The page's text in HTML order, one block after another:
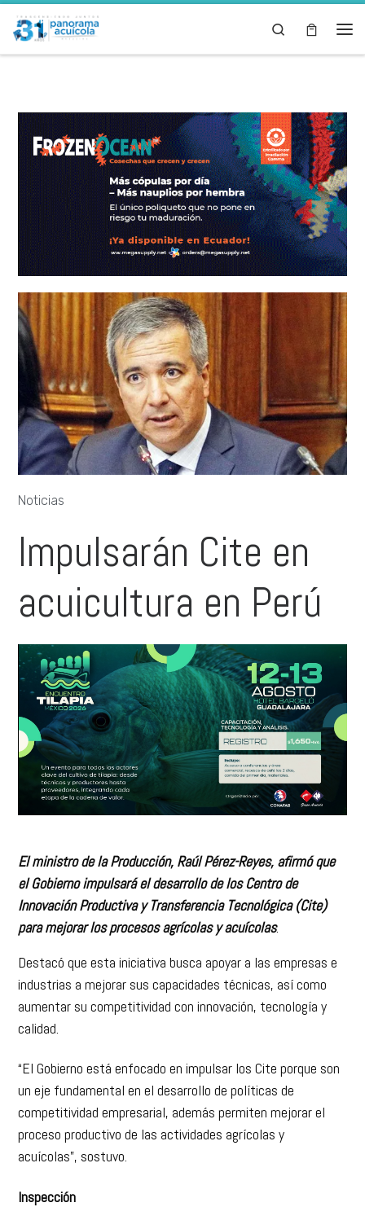
Skip to content Search
Noticias
Impulsarán Cite en
acuicultura en Perú
El ministro de la Producción, Raúl Pérez-Reyes, afirmó que
el Gobierno impulsará el desarrollo de los Centro de
Innovación Productiva y Transferencia Tecnológica (Cite)
para mejorar los procesos agrícolas y acuícolas.
Destacó que esta iniciativa busca apoyar a las empresas e
industrias a mejorar sus capacidades técnicas, así como
aumentar su competitividad con innovación, tecnología y
calidad.
“El Gobierno está enfocado en impulsar los Cite porque son
un eje fundamental en el desarrollo de políticas de
competitividad empresarial, además permiten mejorar el
proceso productivo de las actividades agrícolas y
acuícolas”, sostuvo.
Inspección